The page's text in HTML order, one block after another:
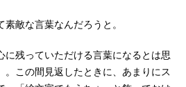
敵な言葉なんだろうと。
に残っていただける言葉になるとは思
。この間見返したときに、あまりにス